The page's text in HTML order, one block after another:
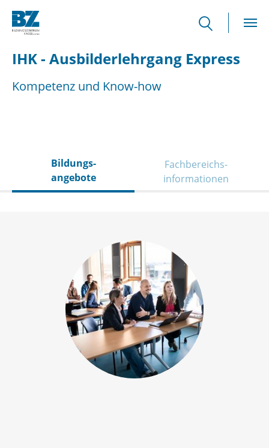
IHK - Ausbilderlehrgang Express
Kompetenz und Know-how
Bildungs­
angebote
Fachbereichs­
informationen